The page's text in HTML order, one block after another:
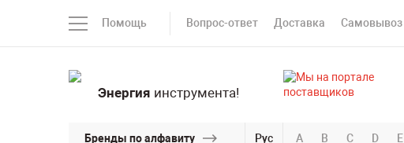
Помощь Вопрос-ответ Доставка Самовывоз
Энергия инструмента!
Бренды по алфавиту Рус A B C D E